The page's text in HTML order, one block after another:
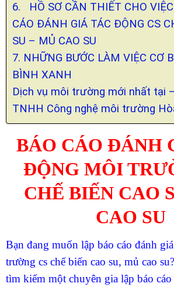
6. HỒ SƠ CẦN THIẾT CHO
CÁO ĐÁNH GIÁ TÁC ĐỘNG CS
SU – MỦ CAO SU
7. NHỮNG BƯỚC LÀM VIỆC CƠ
BÌNH XANH
Dịch vụ môi trường mới nhất tại
TNHH Công nghệ môi trường
BÁO CÁO ĐÁNH
ĐỘNG MÔI
CHẾ BIẾN CAO
CAO SU
Bạn đang muốn lập báo cáo đánh
trường cs chế biến cao su, mủ cao
tìm kiếm một chuyên gia lập báo